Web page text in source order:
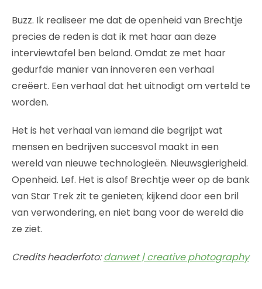
Buzz. Ik realiseer me dat de openheid van Brechtje
precies de reden is dat ik met haar aan deze
interviewtafel ben beland. Omdat ze met haar
gedurfde manier van innoveren een verhaal
creëert. Een verhaal dat het uitnodigt om verteld te
worden.
Het is het verhaal van iemand die begrijpt wat
mensen en bedrijven succesvol maakt in een
wereld van nieuwe technologieën. Nieuwsgierigheid.
Openheid. Lef. Het is alsof Brechtje weer op de bank
van Star Trek zit te genieten; kijkend door een bril
van verwondering, en niet bang voor de wereld die
ze ziet.
Credits headerfoto:danwet | creative photography